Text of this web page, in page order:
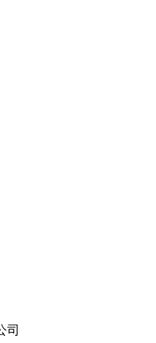
司